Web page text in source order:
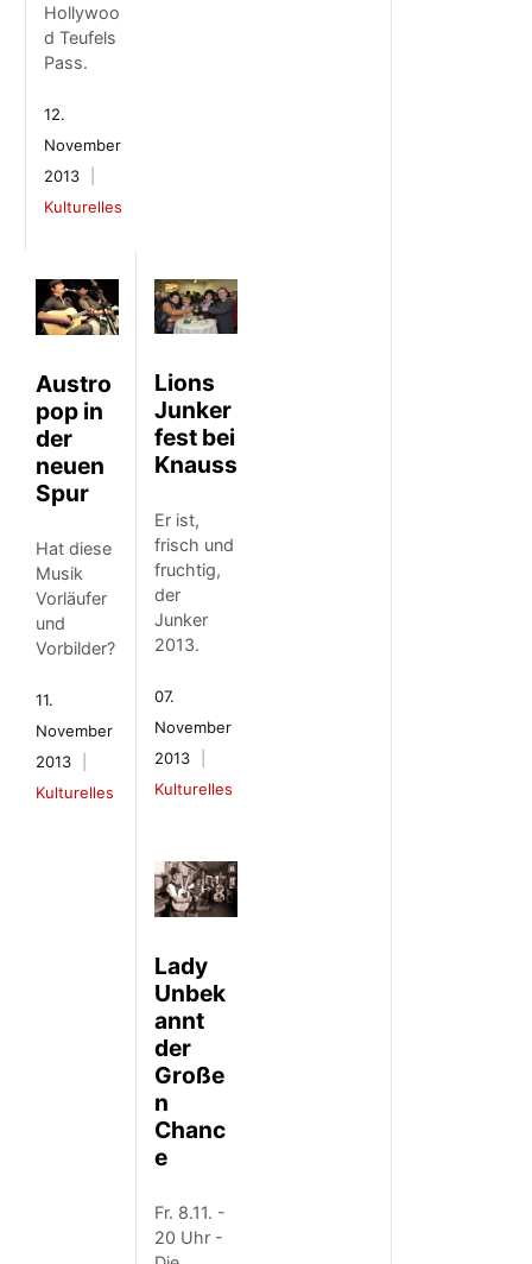
Hollywoo
d Teufels
Pass.
12.
November
2013
Kulturelles
Austro
pop in
der
neuen
Spur
Hat diese
Musik
Vorläufer
und
Vorbilder?
11.
November
2013
Kulturelles
Lions
Junker
fest bei
Knauss
Er ist,
frisch und
fruchtig,
der
Junker
2013.
07.
November
2013
Kulturelles
Lady
Unbek
annt
der
Große
n
Chanc
e
Fr. 8.11. -
20 Uhr -